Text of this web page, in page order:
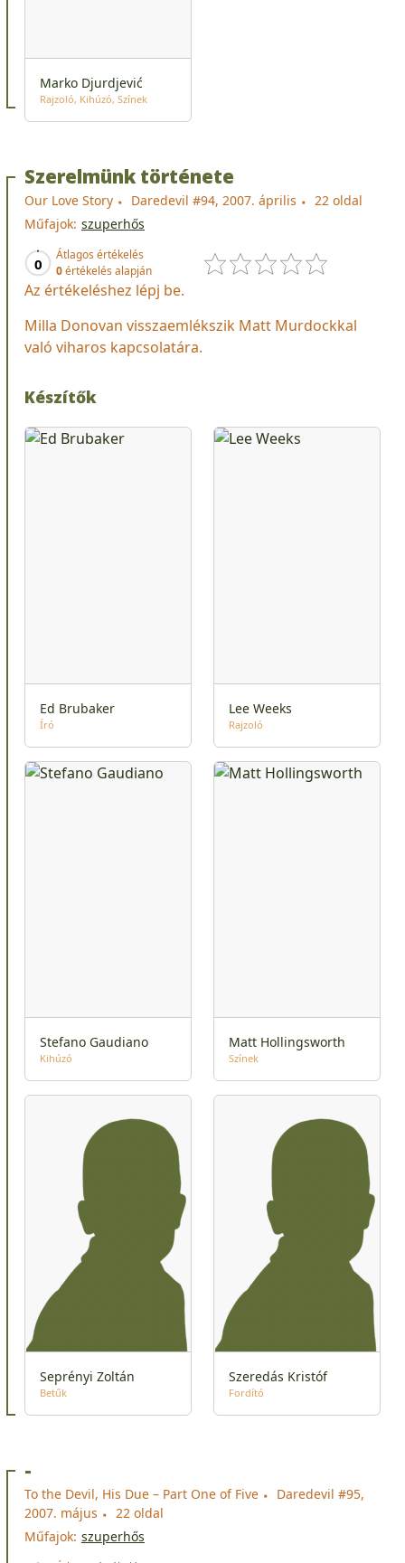
Marko Djurdjević
Rajzoló Kihúzó Színek
Szerelmünk története
Our Love Story Daredevil #94, 2007. április
22 oldal
Műfajok: szuperhős
0
Átlagos értékelés
0értékelés alapján
Az értékeléshez lépj be.
Milla Donovan visszaemlékszik Matt Murdockkal
való viharos kapcsolatára.
Készítők
Ed Brubaker
Író
Lee Weeks
Rajzoló
Stefano Gaudiano
Kihúzó
Matt Hollingsworth
Színek
Seprényi Zoltán
Betűk
Szeredás Kristóf
Fordító
-
To the Devil, His Due – Part One of Five
Daredevil #95,
2007. május
22 oldal
Műfajok: szuperhős